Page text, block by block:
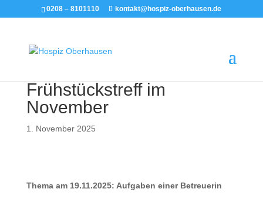
0208 – 8101110 kontakt@hospiz-oberhausen.de
Frühstückstreff im
November
1. November 2025
Thema am 19.11.2025: Aufgaben einer Betreuerin